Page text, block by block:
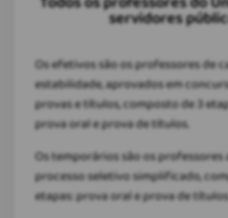
servidores
Os efetivos são os professores de
estabilidade, aprovados em
provas e títulos, composto de 3
prova oral e prova de títulos.
Os temporários são os professores
processo seletivo simplificado,
etapas: prova oral e prova de